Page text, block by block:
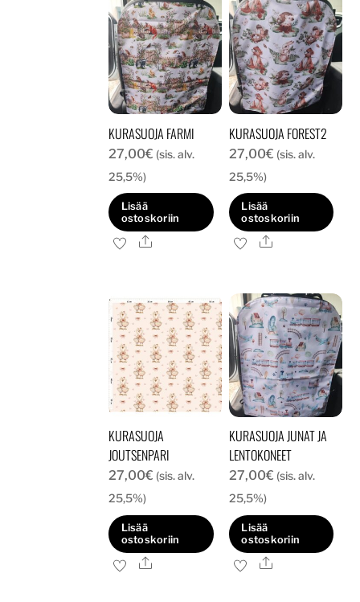
KURASUOJA FARMI
27,00€ (sis. alv.
25,5%)
Lisää
ostoskoriin
Ale
KURASUOJA FOREST2
27,00€ (sis. alv.
25,5%)
Lisää
ostoskoriin
Ale
KURASUOJA
JOUTSENPARI
27,00€ (sis. alv.
25,5%)
Lisää
ostoskoriin
Ale
KURASUOJA JUNAT JA
LENTOKONEET
27,00€ (sis. alv.
25,5%)
Lisää
ostoskoriin
Ale